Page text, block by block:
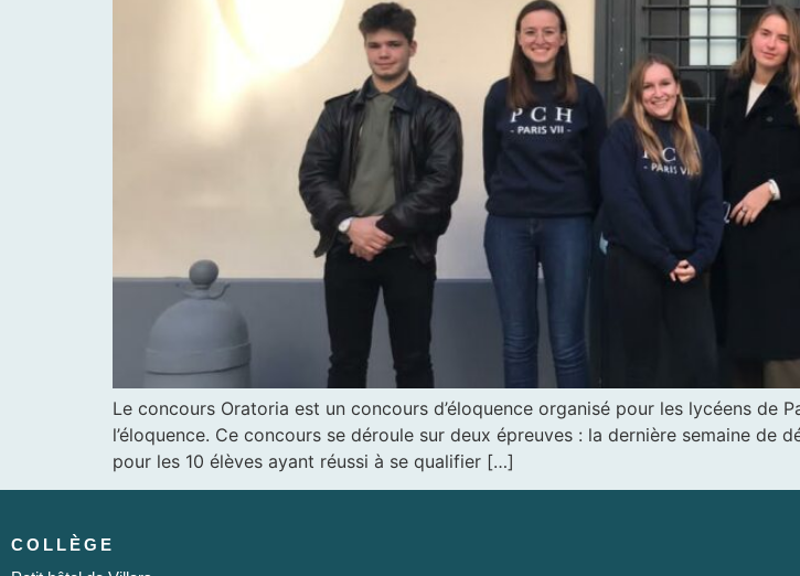
Le concours Oratoria est un concours d’éloquence organisé pour les lycéens de
l’éloquence. Ce concours se déroule sur deux épreuves : la dernière semaine
pour les 10 élèves ayant réussi à se qualifier […]
COLLÈGE